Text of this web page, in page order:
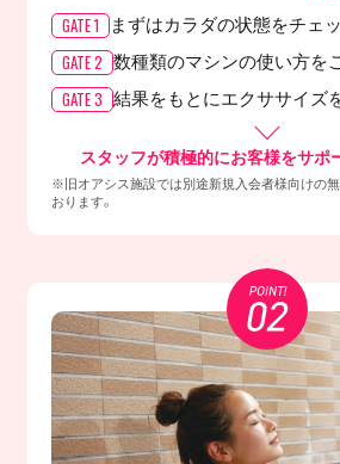
GATE 1 まずはカラダの状態をチェッ
GATE 2 数種類のマシンの使い方を
GATE 3 結果をもとにエクササイズ
スタッフが積極的にお客様をサポ
※旧オアシス施設では別途新規入会者様向けの
おります。